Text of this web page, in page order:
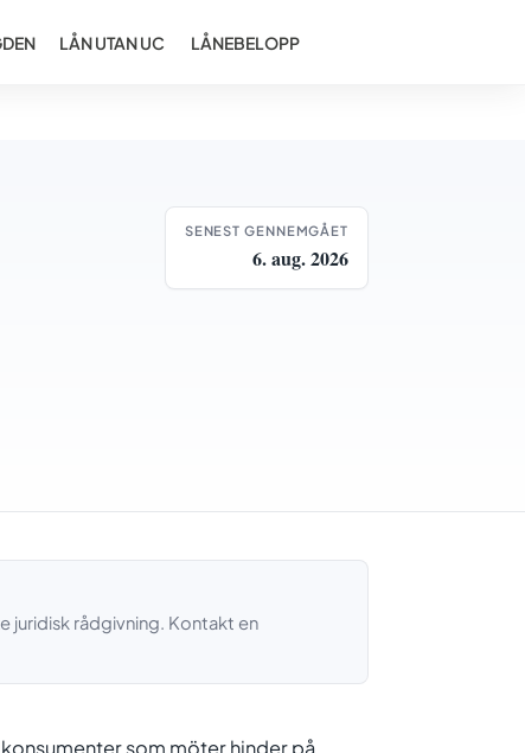
LÅN UTAN UC LÅNEBELOPP
SENEST GENNEMGÅET
6. aug. 2026
juridisk rådgivning. Kontakt en
som möter hinder på